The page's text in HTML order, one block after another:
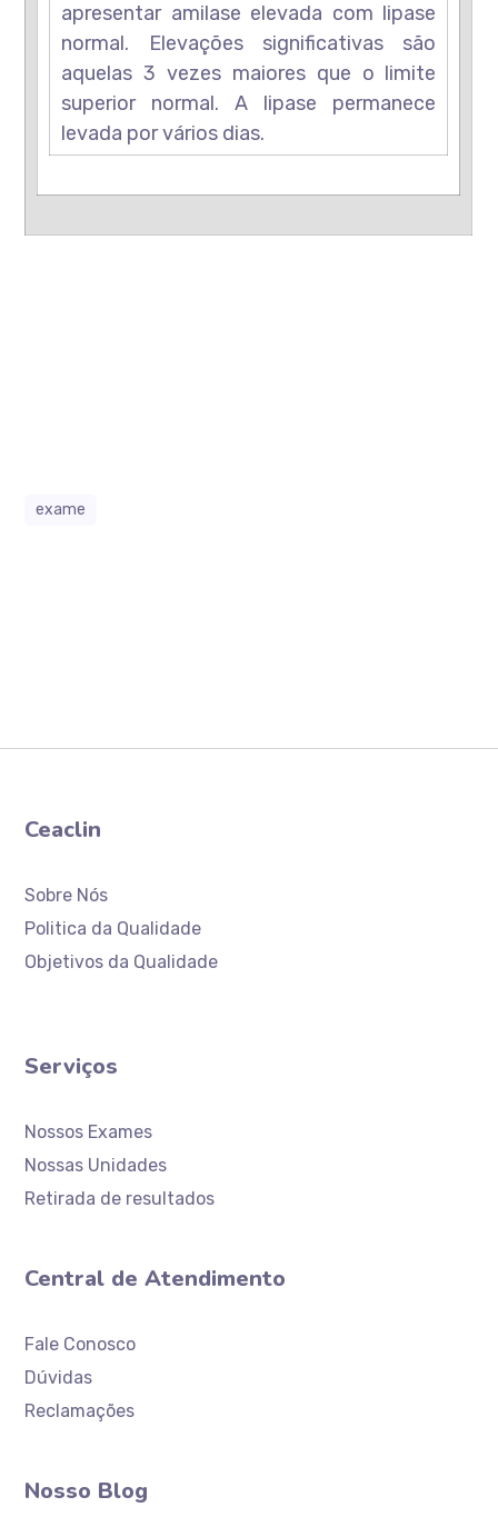
apresentar amilase elevada com lipase
normal. Elevações significativas são
aquelas 3 vezes maiores que o limite
superior normal. A lipase permanece
levada por vários dias.
exame
Ceaclin
Sobre Nós
Politica da Qualidade
Objetivos da Qualidade
Serviços
Nossos Exames
Nossas Unidades
Retirada de resultados
Central de Atendimento
Fale Conosco
Dúvidas
Reclamações
Nosso Blog